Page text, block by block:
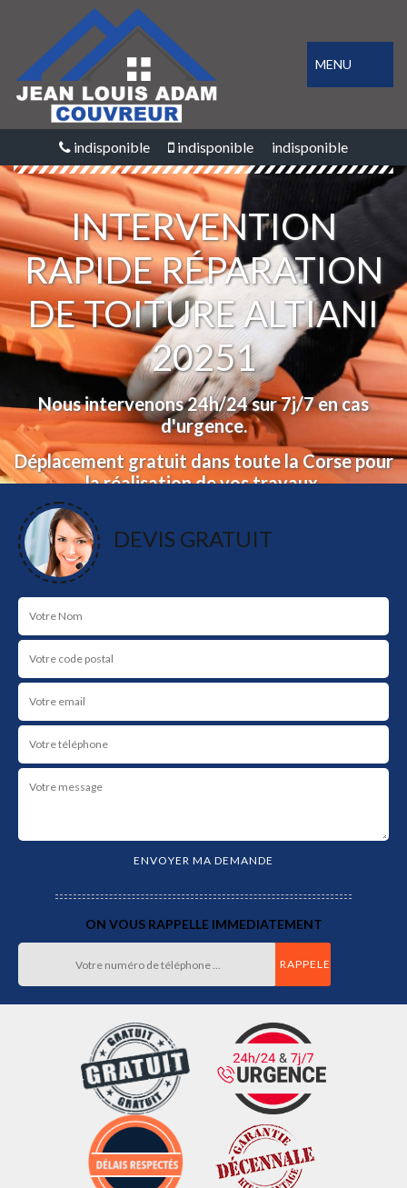
MENU
indisponible indisponible indisponible
INTERVENTION
RAPIDE RÉPARATION
DE TOITURE ALTIANI
20251
Nous intervenons 24h/24 sur 7j/7 en cas
d'urgence.
Déplacement gratuit dans toute la Corse pour
la réalisation de vos travaux.
Devis et déplacement gratuit.
NOS RÉALISATIONS
DEVIS GRATUIT
ON VOUS RAPPELLE IMMEDIATEMENT